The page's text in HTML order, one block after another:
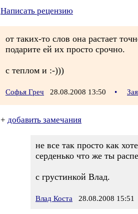
Написать рецензию
от таких-то слов она растает
подарите ей их просто срочно.
с теплом и :-)))
Софья Греч 28.08.2008 13:50 •
+ добавить замечания
не все так просто как
серденько что же ты
с грустинкой Влад.
Влад Коста 28.08.2008 15:51